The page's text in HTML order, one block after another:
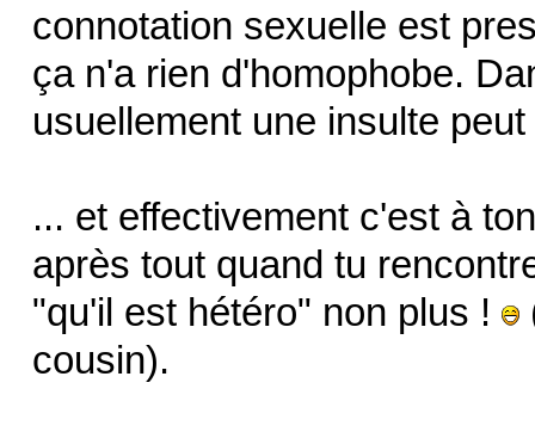
connotation sexuelle est
ça n'a rien d'homophobe.
usuellement une insulte
... et effectivement c'est à
après tout quand tu
"qu'il est hétéro" non plus !
cousin).